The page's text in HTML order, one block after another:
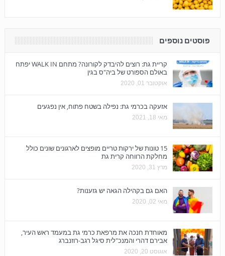
פוסטים נוספים
קריית גת: רוצים להיבדק לקורונה? מתחם WALK IN יפתח
באולם הספורט של ביה"ס בגין
אוקטובר 01, 2020
אזעקה בכרמי גת: נפילה בשטח פתוח, אין נפגעים
מאי 18, 2021
15 טונות של ירקות טריים מופצים לארגונים שונים כולל
מחלקת הרווחה קרית גת
מרץ 31, 2020
האם גם בקהילה הגאה יש גזענות?
מאי 02, 2020
מאוחדת חנכה את מרפאת כרמי גת במעמד ראש העיר,
אבירם דהרי והמנכ"לית סיגל רגב-רוזנברג
אוגוסט 20, 2020